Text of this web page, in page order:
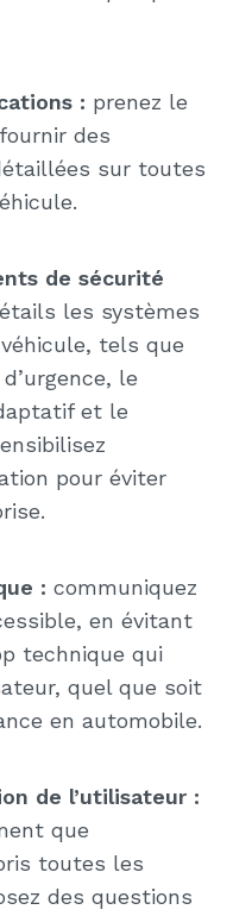
: prenez le
des
sur toutes
de sécurité
les systèmes
tels que
le
et le
pour éviter
: communiquez
en évitant
technique qui
quel que soit
en automobile.
de l’utilisateur :
que
toutes les
des questions